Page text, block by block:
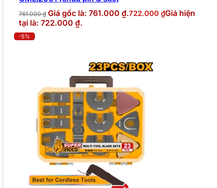
761.000₫ Giá gốc là: 761.000 ₫.722.000 ₫Giá hiện
tại là: 722.000 ₫.
-5%